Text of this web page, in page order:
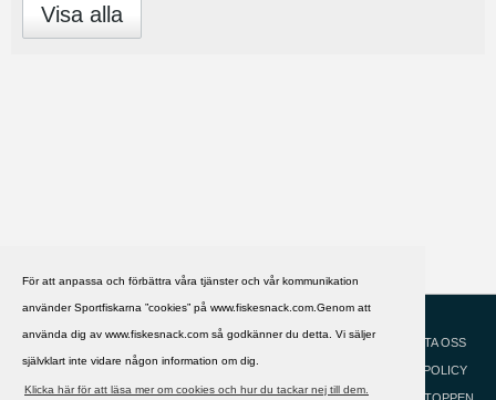
För att anpassa och förbättra våra tjänster och vår kommunikation
använder Sportfiskarna ”cookies” på www.fiskesnack.com.Genom att
använda dig av www.fiskesnack.com så godkänner du detta. Vi säljer
självklart inte vidare någon information om dig.
Klicka här för att läsa mer om cookies och hur du tackar nej till dem.
Visa alla
HJÄLP
KONTAKTA OSS
COOKIEPOLICY